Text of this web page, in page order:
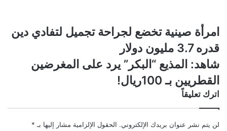
امرأة
صينية
تخضع
لجراحة
تجميل
لتفادي
دين
3.7
مليون
امرأة صينية تخضع لجراحة تجميل لتفادي دين
قدره 3.7 مليون دولار
شاهد:
المذيع
“البكر”
يرد
القطريين
شاهد: المذيع “البكر” يرد على المغرضين
القطريين بـ 100ريال!
اترك تعليقاً
لن يتم نشر عنوان بريدك الإلكتروني. الحقول الإلزامية مشار إليها بـ *